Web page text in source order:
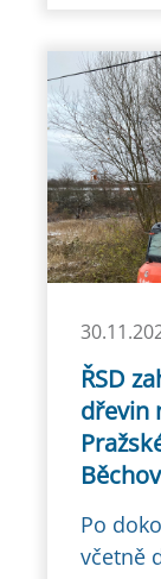
ŘSD
dřevin
Po
včetně